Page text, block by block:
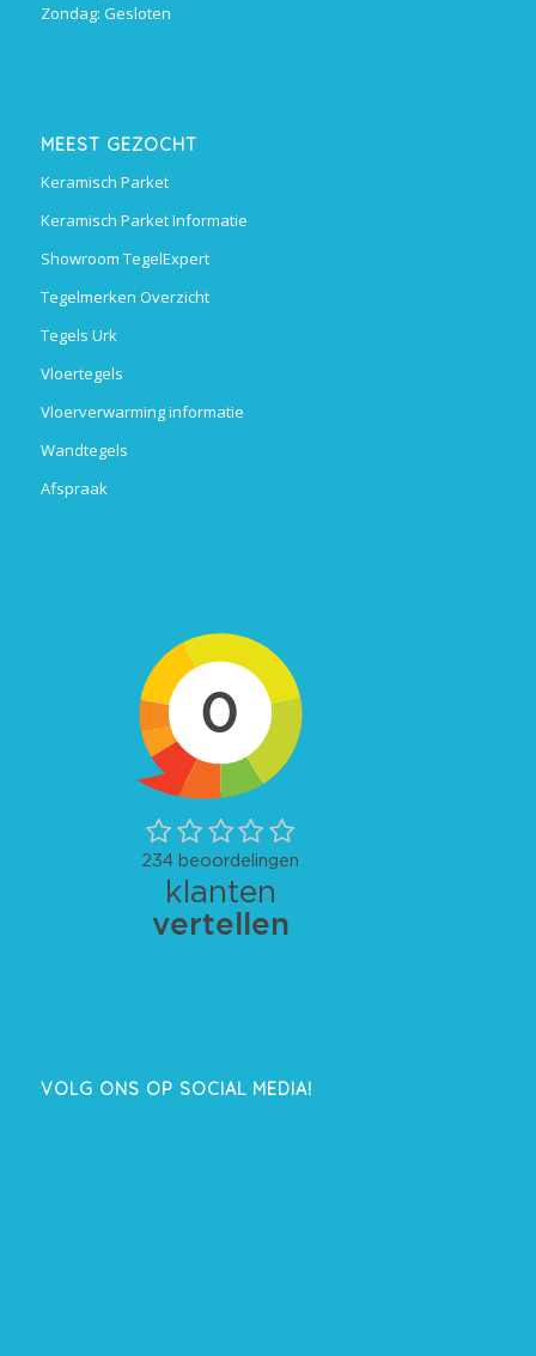
Zondag: Gesloten
MEEST GEZOCHT
Keramisch Parket
Keramisch Parket Informatie
Showroom TegelExpert
Tegelmerken Overzicht
Tegels Urk
Vloertegels
Vloerverwarming informatie
Wandtegels
Afspraak
VOLG ONS OP SOCIAL MEDIA!